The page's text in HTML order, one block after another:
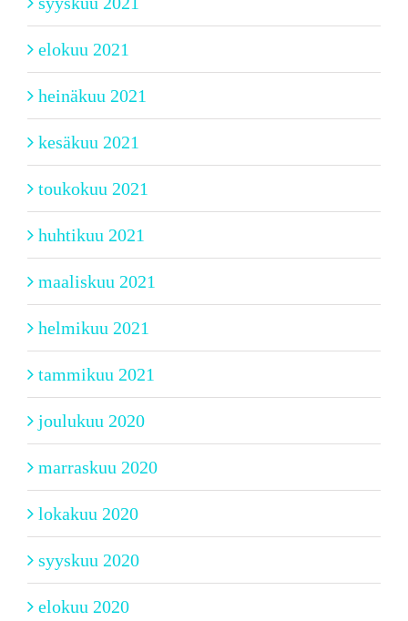
elokuu 2021
heinäkuu 2021
kesäkuu 2021
toukokuu 2021
huhtikuu 2021
maaliskuu 2021
helmikuu 2021
tammikuu 2021
joulukuu 2020
marraskuu 2020
lokakuu 2020
syyskuu 2020
elokuu 2020